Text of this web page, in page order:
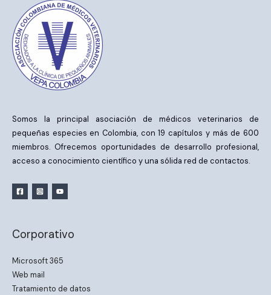
Somos la principal asociación de médicos veterinarios de
pequeñas especies en Colombia, con 19 capítulos y más de 600
miembros. Ofrecemos oportunidades de desarrollo profesional,
acceso a conocimiento científico y una sólida red de contactos.
Corporativo
Microsoft 365
Web mail
Tratamiento de datos